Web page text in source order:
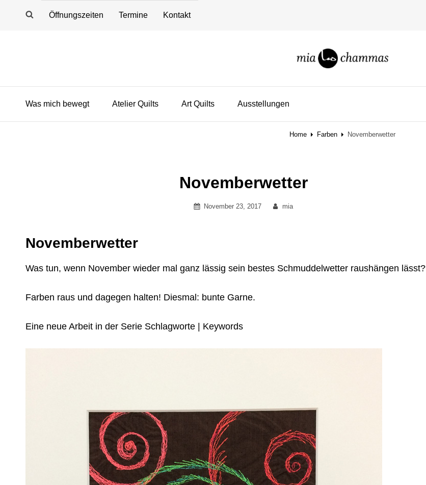
Öffnungszeiten Termine Kontakt
miachammas
Was mich bewegt Atelier Quilts Art Quilts Ausstellungen
Home Farben Novemberwetter
Novemberwetter
Posted
November 23, 2017 By
mia
Novemberwetter
Was tun, wenn November wieder mal ganz lässig sein bestes Schmuddelwetter raushängen lässt?
Farben raus und dagegen halten! Diesmal: bunte Garne.
Eine neue Arbeit in der Serie Schlagworte | Keywords